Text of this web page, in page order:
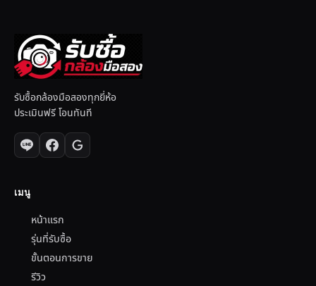
รับซื้อกล้องมือสองทุกยี่ห้อ
ประเมินฟรี โอนทันที
เมนู
หน้าแรก
รุ่นที่รับซื้อ
ขั้นตอนการขาย
รีวิว